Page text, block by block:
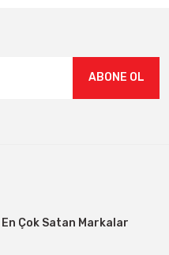
ABONE OL
En Çok Satan Markalar